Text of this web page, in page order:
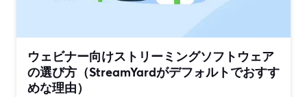
ウェビナー向けストリーミングソフトウェア
の選び方（StreamYardがデフォルトでおすす
めな理由）